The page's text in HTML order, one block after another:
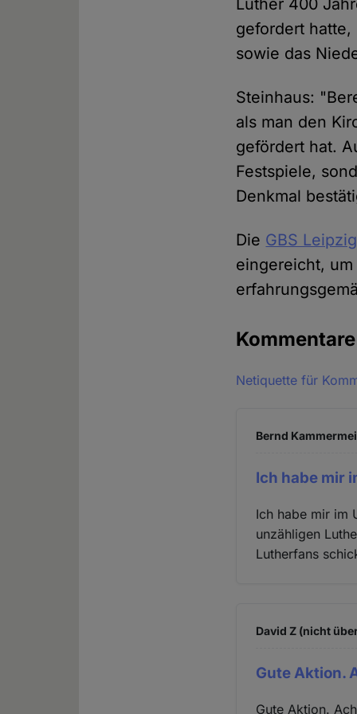
Luther 400
gefordert
sowie das
Steinhaus:
als man den
gefördert hat.
Festspiele,
Denkmal
Die GBS Leipzig
eingereicht,
Kommentare
Netiquette für
Bernd
Ich habe mir
Ich habe mir im
unzähligen
Lutherfans
David Z (nicht
Gute Aktion.
Gute Aktion.